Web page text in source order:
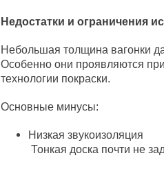
Недостатки и ограничения
Небольшая толщина вагонки
Особенно они проявляются
технологии покраски.
Основные минусы:
Низкая звукоизоляция
Тонкая доска почти не